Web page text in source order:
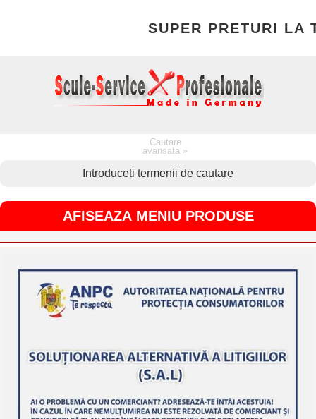
SUPER PRETURI LA
Cautare
avansata »
AFISEAZA MENIU PRODUSE